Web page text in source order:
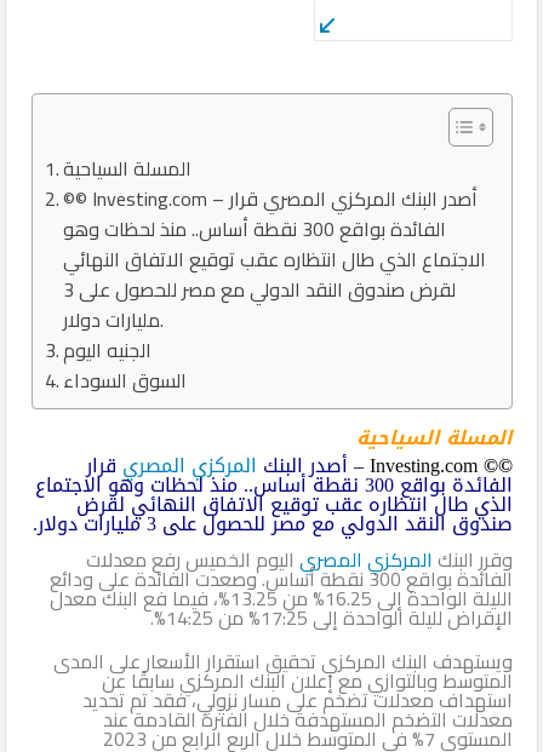
المسلة السياحية
©© Investing.com – أصدر البنك المركزي المصري قرار
الفائدة بواقع 300 نقطة أساس.. منذ لحظات وهو
الاجتماع الذي طال انتظاره عقب توقيع الاتفاق النهائي
لقرض صندوق النقد الدولي مع مصر للحصول على 3
مليارات دولار.
الجنيه اليوم
السوق السوداء
المسلة السياحية
©©
Investing.com – أصدر البنك المركزي المصري قرار
الفائدة بواقع 300 نقطة أساس.. منذ لحظات وهو الاجتماع
الذي طال انتظاره عقب توقيع الاتفاق النهائي لقرض
صندوق النقد الدولي مع مصر للحصول على 3 مليارات دولار.
وقرر البنك المركزي المصري اليوم الخميس رفع معدلات
الفائدة بواقع 300 نقطة أساس. وصعدت الفائدة على ودائع
الليلة الواحدة إلى 16.25% من 13.25%، فيما فع البنك معدل
الإقراض لليلة الواحدة إلى 17:25% من 14:25%.
ويستهدف البنك المركزي تحقيق استقرار الأسعار على المدى
المتوسط وبالتوازي مع إعلان البنك المركزي سابقًا عن
استهداف معدلات تضخم على مسار نزولي، فقد تم تحديد
معدلات التضخم المستهدفة خلال الفترة القادمة عند
المستوى 7% في المتوسط خلال الربع الرابع من 2023